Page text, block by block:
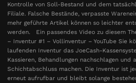
Kontrolle von Soll-Bestand und dem
Filiale. Falsche Bestände, verpasste
mehr geführte Artikel können so leichter
werden. Ein passendes Video zu diesem
– Inventur #1 – Vollinventur – YouTube Sie
laufenden Inventur das JoeCash-
Kassieren, Behandlungen nachschlagen und
Schichtabschluss machen. Die Inventur ist
erneut aufrufbar und bleibt solange